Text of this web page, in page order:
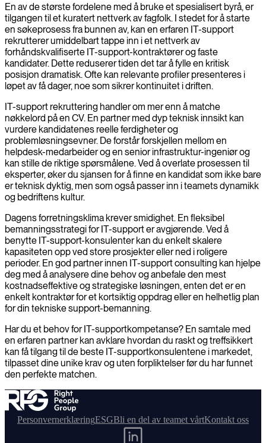
En av de største fordelene med å bruke et spesialisert byrå, er
tilgangen til et kuratert nettverk av fagfolk. I stedet for å starte
en søkeprosess fra bunnen av, kan en erfaren IT-support
rekrutterer umiddelbart tappe inn i et nettverk av
forhåndskvalifiserte IT-support-kontraktører og faste
kandidater. Dette reduserer tiden det tar å fylle en kritisk
posisjon dramatisk. Ofte kan relevante profiler presenteres i
løpet av få dager, noe som sikrer kontinuitet i driften.
IT-support rekruttering handler om mer enn å matche
nøkkelord på en CV. En partner med dyp teknisk innsikt kan
vurdere kandidatenes reelle ferdigheter og
problemløsningsevner. De forstår forskjellen mellom en
helpdesk-medarbeider og en senior infrastruktur-ingeniør og
kan stille de riktige spørsmålene. Ved å overlate prosessen til
eksperter, øker du sjansen for å finne en kandidat som ikke bare
er teknisk dyktig, men som også passer inn i teamets dynamikk
og bedriftens kultur.
Dagens forretningsklima krever smidighet. En fleksibel
bemanningsstrategi for IT-support er avgjørende. Ved å
benytte IT-support-konsulenter kan du enkelt skalere
kapasiteten opp ved store prosjekter eller ned i roligere
perioder. En god partner innen IT-support consulting kan hjelpe
deg med å analysere dine behov og anbefale den mest
kostnadseffektive og strategiske løsningen, enten det er en
enkelt kontraktør for et kortsiktig oppdrag eller en helhetlig plan
for din tekniske support-bemanning.
Har du et behov for IT-supportkompetanse? En samtale med
en erfaren partner kan avklare hvordan du raskt og treffsikkert
kan få tilgang til de beste IT-supportkonsulentene i markedet,
tilpasset dine unike krav og uten forpliktelser før du har funnet
den perfekte matchen.
PersonvernerklæringESGBli en del av teamet vårtKontakt oss